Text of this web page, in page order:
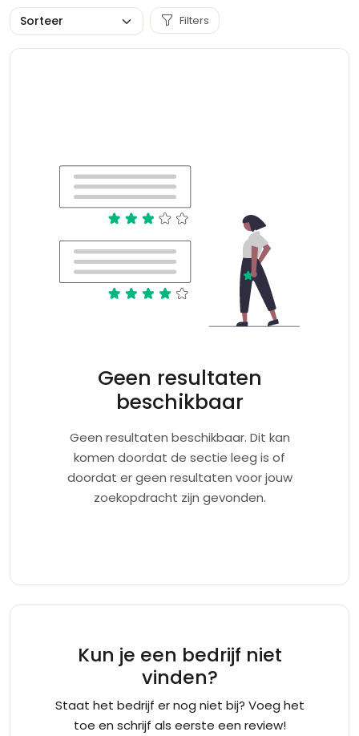
Filters
Geen resultaten
beschikbaar
Geen resultaten beschikbaar. Dit kan
komen doordat de sectie leeg is of
doordat er geen resultaten voor jouw
zoekopdracht zijn gevonden.
Kun je een bedrijf niet
vinden?
Staat het bedrijf er nog niet bij? Voeg het
toe en schrijf als eerste een review!